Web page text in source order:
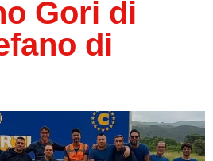
Gori di
di